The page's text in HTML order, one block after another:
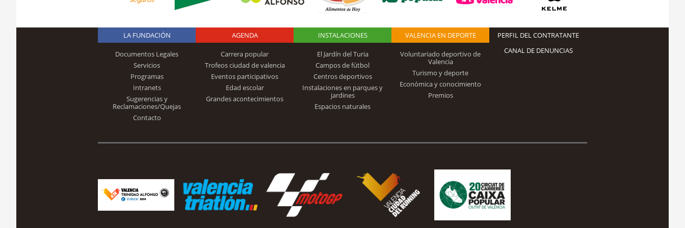
Logo Fundación
Trinidad Alfonso
LA FUNDACIÓN
Documentos Legales
Servicios
Programas
Intranets
Sugerencias y
Reclamaciones/Quejas
Contacto
AGENDA
Carrera popular
Trofeos ciudad de valencia
Eventos participativos
Edad escolar
Grandes acontecimientos
INSTALACIONES
El Jardín del Turia
Campos de fútbol
Centros deportivos
Instalaciones en parques y
jardines
Espacios naturales
VALENCIA EN DEPORTE
Voluntariado deportivo de
Valencia
Turismo y deporte
Económica y conocimiento
Premios
PERFIL DEL CONTRATANTE
CANAL DE DENUNCIAS